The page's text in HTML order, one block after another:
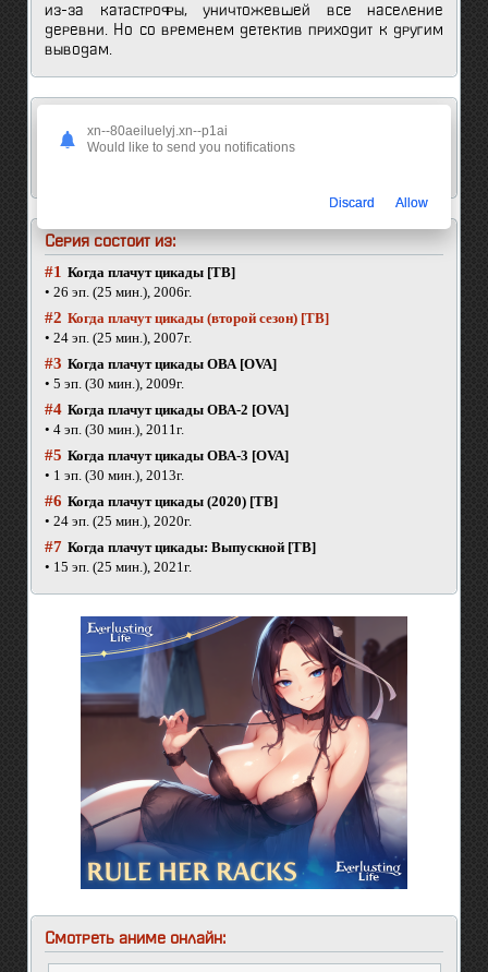
из-за катастрофы, уничтожевшей все население
деревни. Но со временем детектив приходит к другим
выводам.
Серия состоит из:
#1 Когда плачут цикады [ТВ]
• 26 эп. (25 мин.), 2006г.
#2 Когда плачут цикады (второй сезон) [ТВ]
• 24 эп. (25 мин.), 2007г.
#3 Когда плачут цикады ОВА [OVA]
• 5 эп. (30 мин.), 2009г.
#4 Когда плачут цикады ОВА-2 [OVA]
• 4 эп. (30 мин.), 2011г.
#5 Когда плачут цикады ОВА-3 [OVA]
• 1 эп. (30 мин.), 2013г.
#6 Когда плачут цикады (2020) [ТВ]
• 24 эп. (25 мин.), 2020г.
#7 Когда плачут цикады: Выпускной [ТВ]
• 15 эп. (25 мин.), 2021г.
Смотреть аниме онлайн:
xn--80aeiluelyj.xn--p1ai
Would like to send you notifications
Discard Allow